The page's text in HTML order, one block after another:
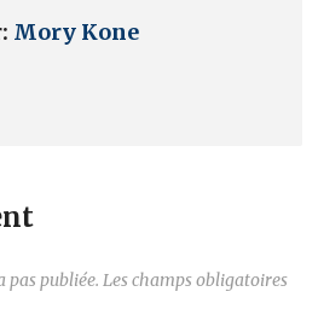
Mory Kone
pas publiée. Les champs obligatoires